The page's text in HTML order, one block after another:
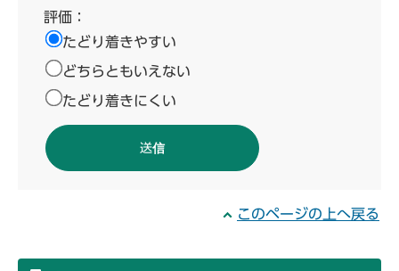
評価：
たどり着きやすい
どちらともいえない
たどり着きにくい
このページの上へ戻る